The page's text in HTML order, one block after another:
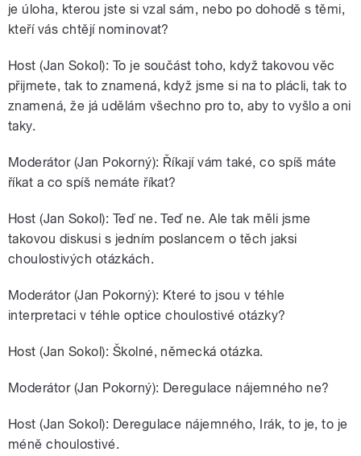
je úloha, kterou jste si vzal sám, nebo po dohodě s těmi,
kteří vás chtějí nominovat?
Host (Jan Sokol): To je součást toho, když takovou věc
přijmete, tak to znamená, když jsme si na to plácli, tak to
znamená, že já udělám všechno pro to, aby to vyšlo a oni
taky.
Moderátor (Jan Pokorný): Říkají vám také, co spíš máte
říkat a co spíš nemáte říkat?
Host (Jan Sokol): Teď ne. Teď ne. Ale tak měli jsme
takovou diskusi s jedním poslancem o těch jaksi
choulostivých otázkách.
Moderátor (Jan Pokorný): Které to jsou v téhle
interpretaci v téhle optice choulostivé otázky?
Host (Jan Sokol): Školné, německá otázka.
Moderátor (Jan Pokorný): Deregulace nájemného ne?
Host (Jan Sokol): Deregulace nájemného, Irák, to je, to je
méně choulostivé.